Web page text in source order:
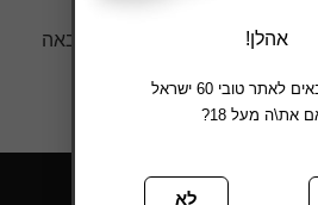
האימייל והאתר שלי לפעם הבאה
אהלן!
לאתר טובי 60 ישראל
את\ה מעל 18?
לא